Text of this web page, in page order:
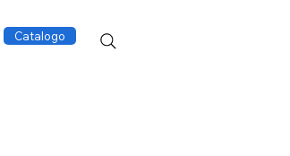
Catalogo